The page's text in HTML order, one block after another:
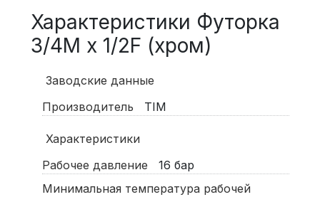
Характеристики Футорка
3/4M x 1/2F (хром)
Заводские данные
Производитель
TIM
Характеристики
Рабочее давление
16 бар
Минимальная температура рабочей